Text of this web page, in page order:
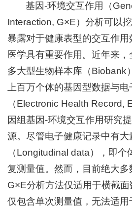
基因-环境交互作用（
Interaction, G×E）分析可以
暴露对于健康表型的交互作
医学具有重要作用。近年来
多大型生物样本库（Biobank
上百万个体的基因型数据与
（Electronic Health Record,
因组基因-环境交互作用研究
源。尽管电子健康记录中有大
（Longitudinal data），即个
复测量值。然而，目前绝大多
G×E分析方法仅适用于横截
仅包含单次测量值，无法适用